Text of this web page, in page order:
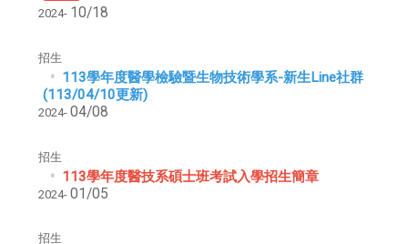
2024- 10/18
招生
113學年度醫學檢驗暨生物技術學系-新生Line社群
(113/04/10更新)
2024- 04/08
招生
113學年度醫技系碩士班考試入學招生簡章
2024- 01/05
招生